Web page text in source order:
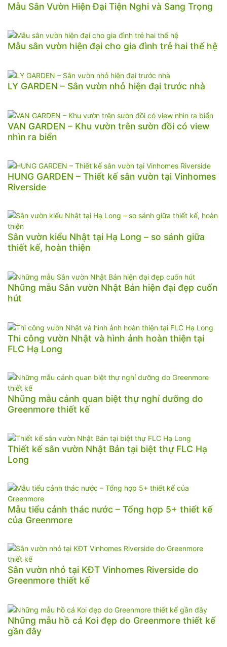
Mẫu Sân Vườn Hiện Đại Tiện Nghi và Sang Trọng
Mẫu sân vườn hiện đại cho gia đình trẻ hai thế hệ
LY GARDEN – Sân vườn nhỏ hiện đại trước nhà
VAN GARDEN – Khu vườn trên sườn đồi có view
nhìn ra biển
HUNG GARDEN – Thiết kế sân vườn tại Vinhomes
Riverside
Sân vườn kiểu Nhật tại Hạ Long – so sánh giữa
thiết kế, hoàn thiện
Những mẫu Sân vườn Nhật Bản hiện đại đẹp cuốn
hút
Thi công vườn Nhật và hình ảnh hoàn thiện tại
FLC Hạ Long
Những mẫu cảnh quan biệt thự nghỉ dưỡng do
Greenmore thiết kế
Thiết kế sân vườn Nhật Bản tại biệt thự FLC Hạ
Long
Mẫu tiểu cảnh thác nước – Tổng hợp 5+ thiết kế
của Greenmore
Sân vườn nhỏ tại KĐT Vinhomes Riverside do
Greenmore thiết kế
Những mẫu hồ cá Koi đẹp do Greenmore thiết kế
gần đây